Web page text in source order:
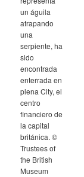
un águila
atrapando
una
serpiente, ha
sido
encontrada
enterrada en
plena City, el
centro
financiero de
la capital
británica. ©
Trustees of
the British
Museum